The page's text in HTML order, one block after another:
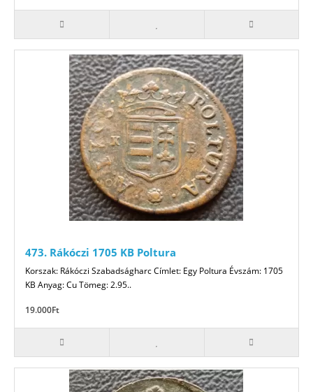
473. Rákóczi 1705 KB Poltura
Korszak: Rákóczi Szabadságharc Címlet: Egy Poltura Évszám: 1705
KB Anyag: Cu Tömeg: 2.95..
19.000Ft